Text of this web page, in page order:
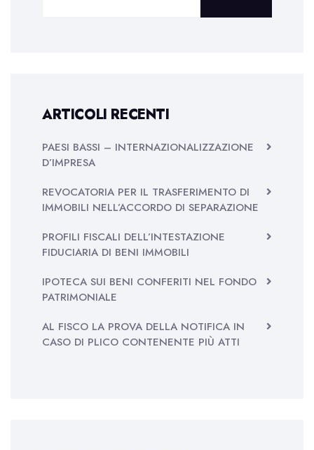
ARTICOLI RECENTI
PAESI BASSI – INTERNAZIONALIZZAZIONE
D’IMPRESA
REVOCATORIA PER IL TRASFERIMENTO DI
IMMOBILI NELL’ACCORDO DI SEPARAZIONE
PROFILI FISCALI DELL’INTESTAZIONE
FIDUCIARIA DI BENI IMMOBILI
IPOTECA SUI BENI CONFERITI NEL FONDO
PATRIMONIALE
AL FISCO LA PROVA DELLA NOTIFICA IN
CASO DI PLICO CONTENENTE PIÙ ATTI